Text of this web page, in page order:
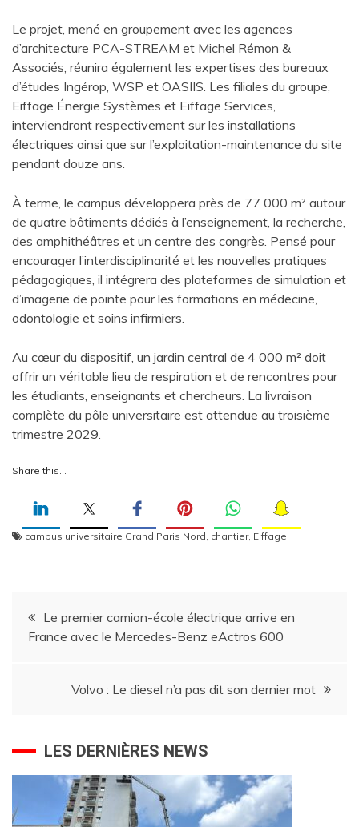
Le projet, mené en groupement avec les agences
d’architecture PCA-STREAM et Michel Rémon &
Associés, réunira également les expertises des bureaux
d’études Ingérop, WSP et OASIIS. Les filiales du groupe,
Eiffage Énergie Systèmes et Eiffage Services,
interviendront respectivement sur les installations
électriques ainsi que sur l’exploitation-maintenance du site
pendant douze ans.
À terme, le campus développera près de 77 000 m² autour
de quatre bâtiments dédiés à l’enseignement, la recherche,
des amphithéâtres et un centre des congrès. Pensé pour
encourager l’interdisciplinarité et les nouvelles pratiques
pédagogiques, il intégrera des plateformes de simulation et
d’imagerie de pointe pour les formations en médecine,
odontologie et soins infirmiers.
Au cœur du dispositif, un jardin central de 4 000 m² doit
offrir un véritable lieu de respiration et de rencontres pour
les étudiants, enseignants et chercheurs. La livraison
complète du pôle universitaire est attendue au troisième
trimestre 2029.
Share this…
campus universitaire Grand Paris Nord chantier, Eiffage
Navigation
de
l’article
Le premier camion-école électrique arrive en
France avec le Mercedes-Benz eActros 600
Volvo : Le diesel n’a pas dit son dernier mot
LES DERNIÈRES NEWS